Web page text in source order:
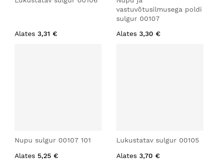
Alates 3,31 €
vastuvõtusilmusega poldi
sulgur 00107
Alates 3,30 €
Nupu sulgur 00107 101
Alates 5,25 €
Lukustatav sulgur 00105
Alates 3,70 €